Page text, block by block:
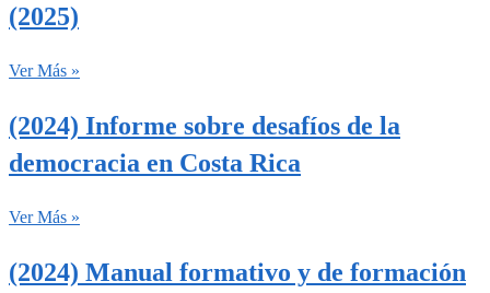
(2025)
Ver Más »
(2024) Informe sobre desafíos de la
democracia en Costa Rica
Ver Más »
(2024) Manual formativo y de formación